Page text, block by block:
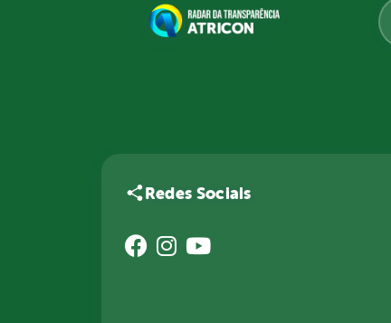
Redes Sociais